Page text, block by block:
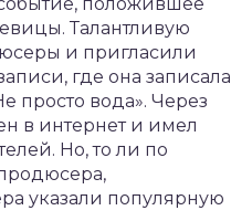
Талантливую
и пригласили
где она записала
просто вода». Через
в интернет и имел
Но, то ли по
указали популярную